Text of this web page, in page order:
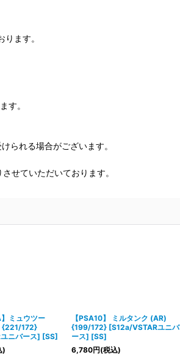
ます。
す。
られる場合がございます。
せていただいております。
】ミュウツー
{221/172}
ニバース] [SS]
)
【PSA10】 ミルタンク (AR)
{199/172} [S12a/VSTARユニバ
ース] [SS]
6,780円(税込)